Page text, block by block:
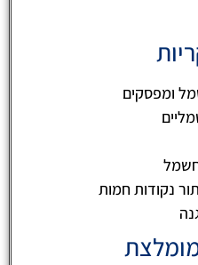
ומפסקים
חשמל
נקודות חמות